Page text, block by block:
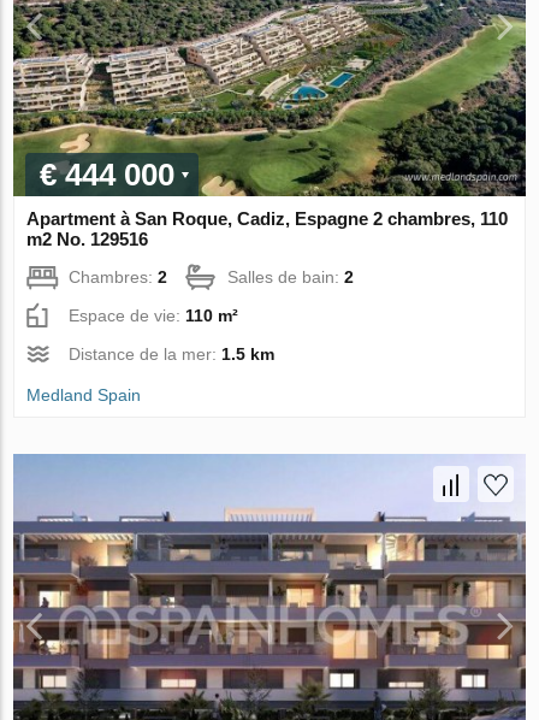
€ 444 000
Apartment à San Roque, Cadiz, Espagne 2 chambres, 110
m2 No. 129516
Chambres:2 Salles de bain:2
Espace de vie: 110 m²
Distance de la mer: 1.5 km
Medland Spain